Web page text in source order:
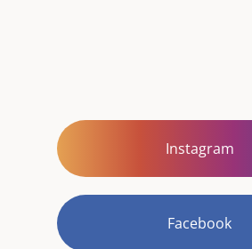
Instagram
Facebook